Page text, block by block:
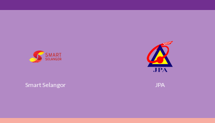
Smart Selangor JPA